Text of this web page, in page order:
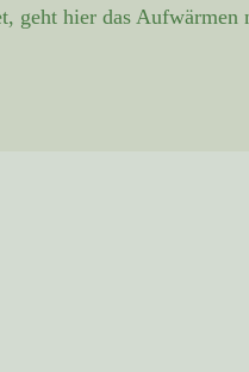
geht hier das Aufwärmen